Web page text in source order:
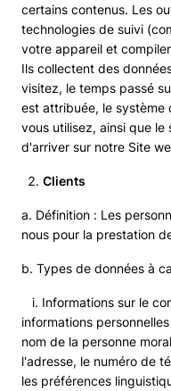
certains contenus. Les
technologies de suivi
votre appareil et
Ils collectent des
visitez, le temps passé
est attribuée, le
vous utilisez, ainsi que
d'arriver sur notre Site
Clients
a. Définition : Les
nous pour la prestation
b. Types de données à
i. Informations sur le
informations
nom de la personne
l'adresse, le numéro de
les préférences